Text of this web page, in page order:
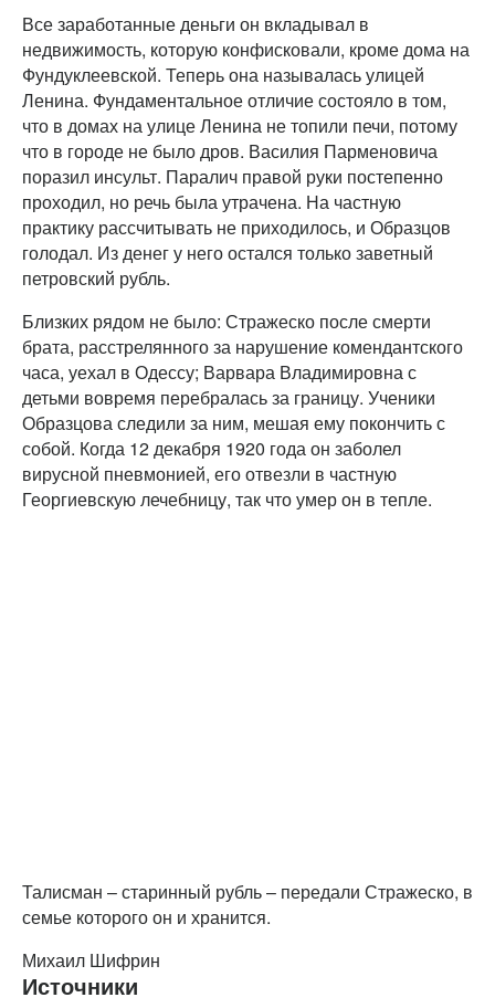
Все заработанные деньги он вкладывал в
недвижимость, которую конфисковали, кроме дома на
Фундуклеевской. Теперь она называлась улицей
Ленина. Фундаментальное отличие состояло в том,
что в домах на улице Ленина не топили печи, потому
что в городе не было дров. Василия Парменовича
поразил инсульт. Паралич правой руки постепенно
проходил, но речь была утрачена. На частную
практику рассчитывать не приходилось, и Образцов
голодал. Из денег у него остался только заветный
петровский рубль.
Близких рядом не было: Стражеско после смерти
брата, расстрелянного за нарушение комендантского
часа, уехал в Одессу; Варвара Владимировна с
детьми вовремя перебралась за границу. Ученики
Образцова следили за ним, мешая ему покончить с
собой. Когда 12 декабря 1920 года он заболел
вирусной пневмонией, его отвезли в частную
Георгиевскую лечебницу, так что умер он в тепле.
Талисман – старинный рубль – передали Стражеско, в
семье которого он и хранится.
Михаил Шифрин
Источники